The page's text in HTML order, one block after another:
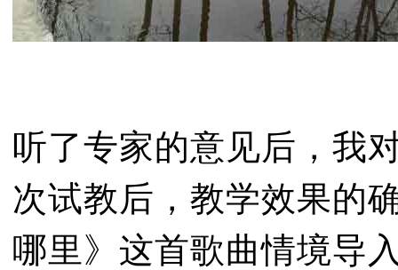
听了专家的意见后，我
次试教后，教学效果的
哪里》这首歌曲情境导